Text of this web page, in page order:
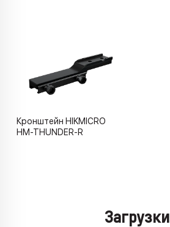
Кронштейн HIKMICRO
HM-THUNDER-R
Загрузки